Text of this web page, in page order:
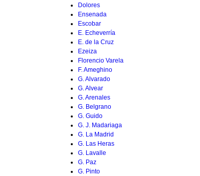
Dolores
Ensenada
Escobar
E. Echeverría
E. de la Cruz
Ezeiza
Florencio Varela
F. Ameghino
G. Alvarado
G. Alvear
G. Arenales
G. Belgrano
G. Guido
G. J. Madariaga
G. La Madrid
G. Las Heras
G. Lavalle
G. Paz
G. Pinto